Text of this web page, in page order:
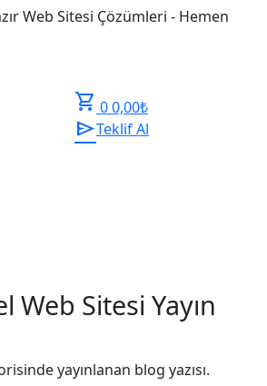
Web Sitesi Çözümleri - Hemen
shopping_cart 00,00₺
sendTeklif Al
Web Sitesi Yayın
yayınlanan blog yazısı.